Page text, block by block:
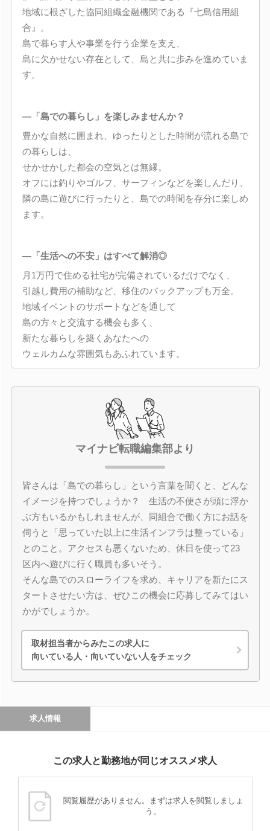
地域に根ざした協同組織金融機関である『七島信用組
合』。
島で暮らす人や事業を行う企業を支え、
島に欠かせない存在として、島と共に歩みを進めていま
す。
―「島での暮らし」を楽しみませんか？
豊かな自然に囲まれ、ゆったりとした時間が流れる島で
の暮らしは、
せかせかした都会の空気とは無縁。
オフには釣りやゴルフ、サーフィンなどを楽しんだり、
隣の島に遊びに行ったりと、島での時間を存分に楽しめ
ます。
―「生活への不安」はすべて解消◎
月1万円で住める社宅が完備されているだけでなく、
引越し費用の補助など、移住のバックアップも万全。
地域イベントのサポートなどを通して
島の方々と交流する機会も多く、
新たな暮らしを築くあなたへの
ウェルカムな雰囲気もあふれています。
マイナビ転職編集部より
皆さんは「島での暮らし」という言葉を聞くと、どんな
イメージを持つでしょうか？ 生活の不便さが頭に浮か
ぶ方もいるかもしれませんが、同組合で働く方にお話を
伺うと「思っていた以上に生活インフラは整っている」
とのこと。アクセスも悪くないため、休日を使って23
区内へ遊びに行く職員も多いそう。
そんな島でのスローライフを求め、キャリアを新たにス
タートさせたい方は、ぜひこの機会に応募してみてはい
かがでしょうか。
取材担当者からみたこの求人に
向いている人・向いていない人をチェック
求人情報
この求人と勤務地が同じオススメ求人
閲覧履歴がありません。まずは求人を閲覧しましょ
う。